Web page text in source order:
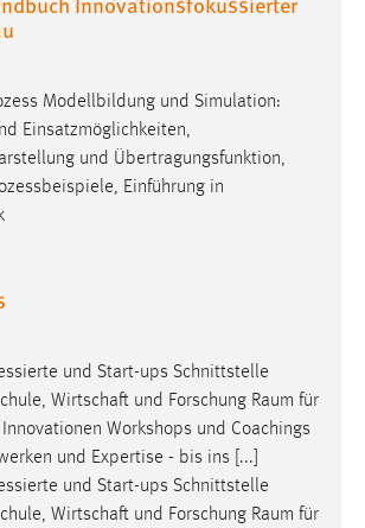
Modellbildung und Simulation:
Einsatzmöglichkeiten,
und Übertragungsfunktion,
Einführung in
und Start-ups Schnittstelle
Wirtschaft und Forschung Raum für
Workshops und Coachings
und Expertise - bis ins [...]
und Start-ups Schnittstelle
Wirtschaft und Forschung Raum für
Seitenauslieferung wird in diesem Cookie
ob man eingeloggt ist.
preference
die gewählte Sprache der Website.